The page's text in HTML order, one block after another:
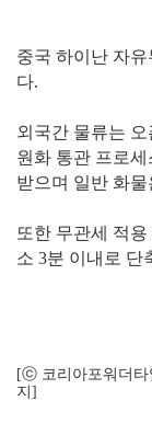
중국 하이난 자
다.
외국간 물류는 오
원화 통관 프로
받으며 일반 화
또한 무관세 적
소 3분 이내로 단
[ⓒ 코리아포워더타
지]